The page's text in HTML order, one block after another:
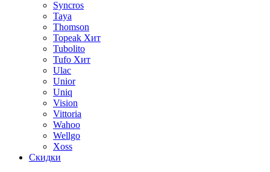
Syncros
Taya
Thomson
Topeak Хит
Tubolito
Tufo Хит
Ulac
Unior
Uniq
Vision
Vittoria
Wahoo
Wellgo
Xoss
Скидки